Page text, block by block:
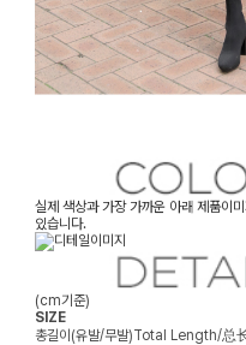
실제 색상과 가장 가까운 아래 제품이
있습니다.
(cm기준)
SIZE
총길이(유발/무발)Total Length/总